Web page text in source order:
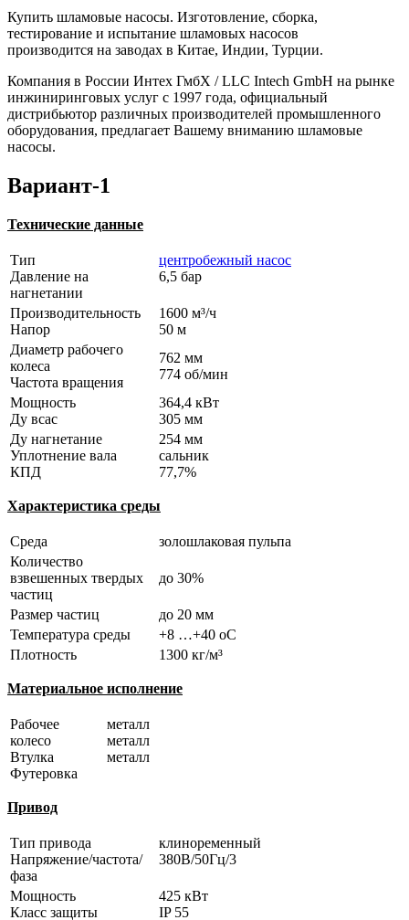
Купить шламовые насосы. Изготовление, сборка,
тестирование и испытание шламовых насосов
производится на заводах в Китае, Индии, Турции.
Компания в России Интех ГмбХ / LLC Intech GmbH на рынке
инжиниринговых услуг с 1997 года, официальный
дистрибьютор различных производителей промышленного
оборудования, предлагает Вашему вниманию шламовые
насосы.
Вариант-1
Технические данные
Тип
Давление на
нагнетании
центробежный насос
6,5 бар
Производительность
Напор
1600 м³/ч
50 м
Диаметр рабочего
колеса
Частота вращения
762 мм
774 об/мин
Мощность
Ду всас
364,4 кВт
305 мм
Ду нагнетание
Уплотнение вала
КПД
254 мм
сальник
77,7%
Характеристика среды
Среда
золошлаковая пульпа
Количество
взвешенных твердых
частиц
до 30%
Размер частиц
до 20 мм
Температура среды
+8 …+40 оС
Плотность
1300 кг/м³
Материальное исполнение
Рабочее
колесо
Втулка
Футеровка
металл
металл
металл
Привод
Тип привода
Напряжение/частота/
фаза
клиноременный
380В/50Гц/3
Мощность
Класс защиты
425 кВт
IP 55